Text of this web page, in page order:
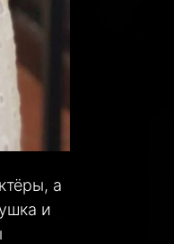
а
и